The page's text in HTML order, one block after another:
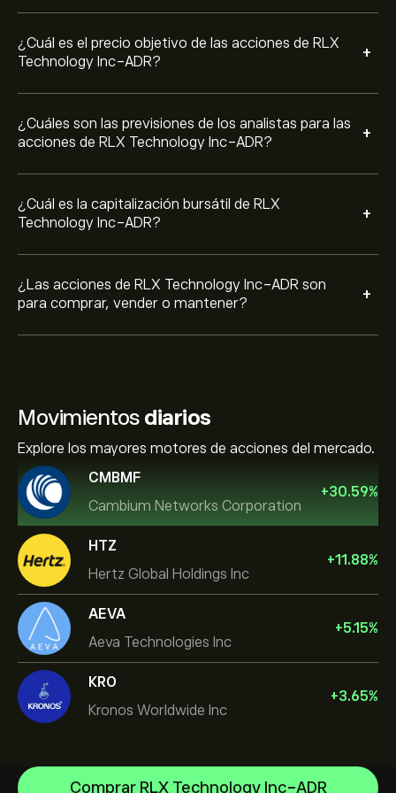
¿Cuál es el precio objetivo de las acciones de RLX
Technology Inc-ADR?
+
¿Cuáles son las previsiones de los analistas para las
acciones de RLX Technology Inc-ADR?
+
¿Cuál es la capitalización bursátil de RLX
Technology Inc-ADR?
+
¿Las acciones de RLX Technology Inc-ADR son
para comprar, vender o mantener?
+
Movimientos diarios
Explore los mayores motores de acciones del mercado.
CMBMF
Cambium Networks Corporation
+30.59%
HTZ
Hertz Global Holdings Inc
+11.88%
AEVA
Aeva Technologies Inc
+5.15%
KRO
Kronos Worldwide Inc
+3.65%
Comprar RLX Technology Inc-ADR